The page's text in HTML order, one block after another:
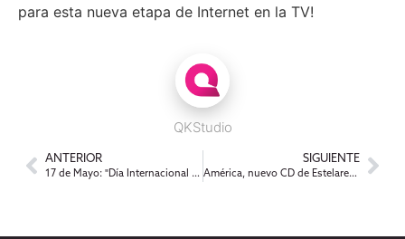
para esta nueva etapa de Internet en la TV!
QKStudio
ANTERIOR
17 de Mayo: "Día Internacional de Internet"
SIGUIENTE
América, nuevo CD de Estelares diseñado por QKStudio